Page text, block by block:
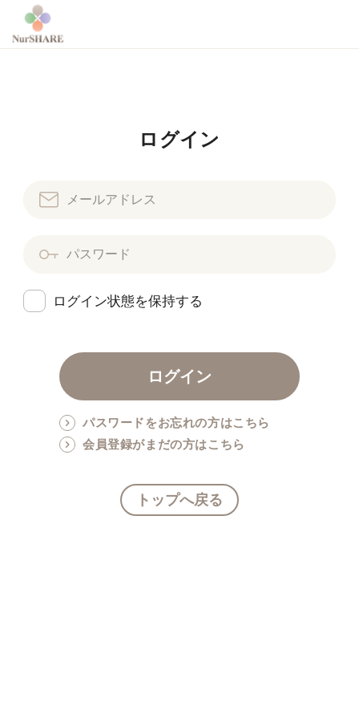
ログイン
ログイン状態を保持する
パスワードをお忘れの方はこちら
会員登録がまだの方はこちら
トップへ戻る